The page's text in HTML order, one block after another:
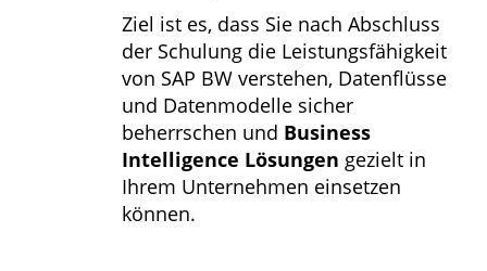
Ziel ist es, dass Sie nach Abschluss
der Schulung die Leistungsfähigkeit
von SAP BW verstehen, Datenflüsse
und Datenmodelle sicher
beherrschen und Business
Intelligence Lösungen gezielt in
Ihrem Unternehmen einsetzen
können.